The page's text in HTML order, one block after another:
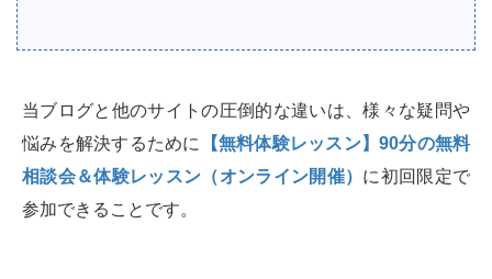
当ブログと他のサイトの圧倒的な違いは、様々な疑問や
悩みを解決するために
【無料体験レッスン】90分の無料
相談会＆体験レッスン（オンライン開催） に初回限定で
参加できることです。